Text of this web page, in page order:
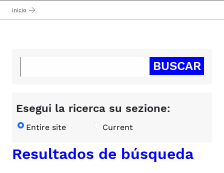
inicio
Esegui la ricerca su sezione:
Entire site Current
Resultados de búsqueda